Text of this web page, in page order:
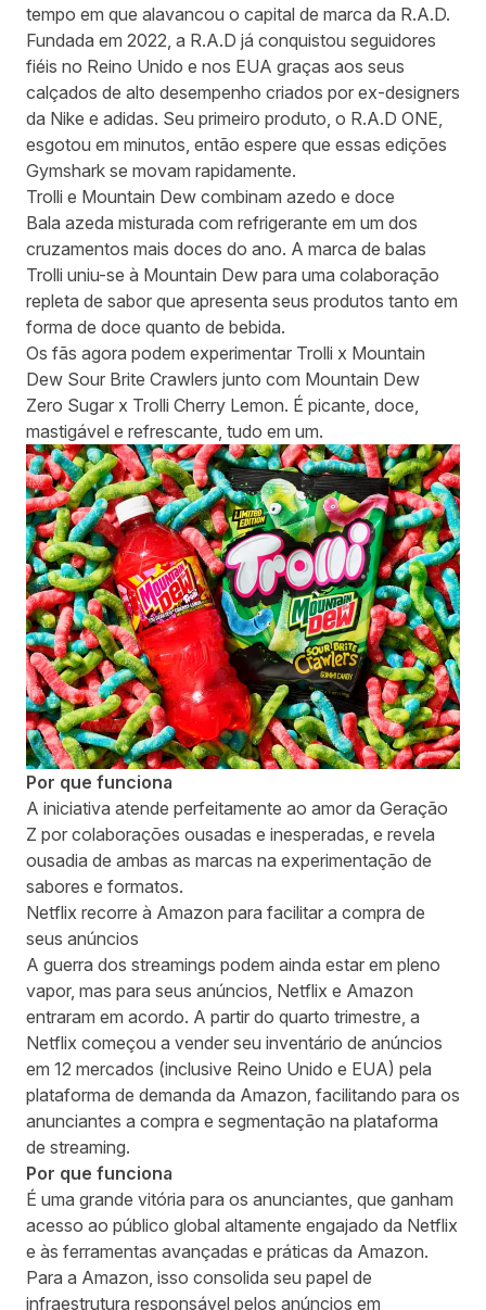
tempo em que alavancou o capital de marca da R.A.D.
Fundada em 2022, a R.A.D já conquistou seguidores
fiéis no Reino Unido e nos EUA graças aos seus
calçados de alto desempenho criados por ex-designers
da Nike e adidas. Seu primeiro produto, o R.A.D ONE,
esgotou em minutos, então espere que essas edições
Gymshark se movam rapidamente.
Trolli e Mountain Dew combinam azedo e doce
Bala azeda misturada com refrigerante em um dos
cruzamentos mais doces do ano. A marca de balas
Trolli uniu-se à Mountain Dew para uma colaboração
repleta de sabor que apresenta seus produtos tanto em
forma de doce quanto de bebida.
Os fãs agora podem experimentar Trolli x Mountain
Dew Sour Brite Crawlers junto com Mountain Dew
Zero Sugar x Trolli Cherry Lemon. É picante, doce,
mastigável e refrescante, tudo em um.
Por que funciona
A iniciativa atende perfeitamente ao amor da Geração
Z por colaborações ousadas e inesperadas, e revela
ousadia de ambas as marcas na experimentação de
sabores e formatos.
Netflix recorre à Amazon para facilitar a compra de
seus anúncios
A guerra dos streamings podem ainda estar em pleno
vapor, mas para seus anúncios, Netflix e Amazon
entraram em acordo. A partir do quarto trimestre, a
Netflix começou a vender seu inventário de anúncios
em 12 mercados (inclusive Reino Unido e EUA) pela
plataforma de demanda da Amazon, facilitando para os
anunciantes a compra e segmentação na plataforma
de streaming.
Por que funciona
É uma grande vitória para os anunciantes, que ganham
acesso ao público global altamente engajado da Netflix
e às ferramentas avançadas e práticas da Amazon.
Para a Amazon, isso consolida seu papel de
infraestrutura responsável pelos anúncios em